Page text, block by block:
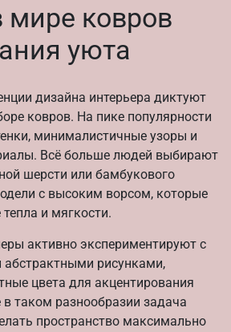
ковров
уюта
дизайна интерьера диктуют
ковров. На пике популярности
минималистичные узоры и
Всё больше людей выбирают
шерсти или бамбукового
с высоким ворсом, которые
и мягкости.
активно экспериментируют с
абстрактными рисунками,
цвета для акцентирования
таком разнообразии задача
пространство максимально